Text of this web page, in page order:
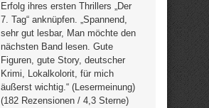
Erfolg ihres ersten Thrillers „Der
7. Tag“ anknüpfen. „Spannend,
sehr gut lesbar, Man möchte den
nächsten Band lesen. Gute
Figuren, gute Story, deutscher
Krimi, Lokalkolorit, für mich
äußerst wichtig.“ (Lesermeinung)
(182 Rezensionen / 4,3 Sterne)